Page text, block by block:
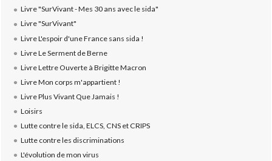
Livre "SurVivant - Mes 30 ans avec le sida"
Livre "SurVivant"
Livre L'espoir d'une France sans sida !
Livre Le Serment de Berne
Livre Lettre Ouverte à Brigitte Macron
Livre Mon corps m'appartient !
Livre Plus Vivant Que Jamais !
Loisirs
Lutte contre le sida, ELCS, CNS et CRIPS
Lutte contre les discriminations
L'évolution de mon virus